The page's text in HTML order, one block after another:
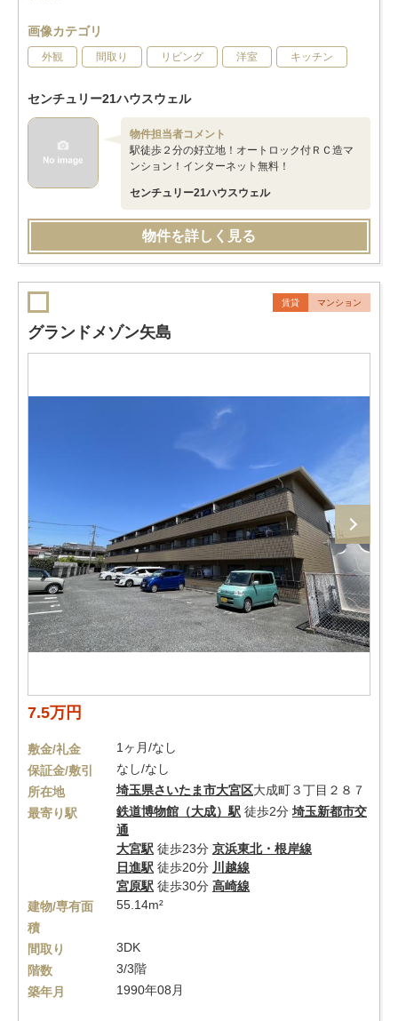
画像カテゴリ
外観 間取り リビング 洋室 キッチン
センチュリー21ハウスウェル
物件担当者コメント
駅徒歩２分の好立地！オートロック付ＲＣ造マ
ンション！インターネット無料！
センチュリー21ハウスウェル
物件を詳しく見る
賃貸 マンション
グランドメゾン矢島
7.5万円
敷金/礼金
1ヶ月/なし
保証金/敷引
なし/なし
所在地
埼玉県さいたま市大宮区大成町３丁目２８７
最寄り駅
鉄道博物館（大成）駅 徒歩2分 埼玉新都市交
通
大宮駅 徒歩23分 京浜東北・根岸線
日進駅 徒歩20分 川越線
宮原駅 徒歩30分 高崎線
建物/専有面
積
55.14m²
間取り
3DK
階数
3/3階
築年月
1990年08月